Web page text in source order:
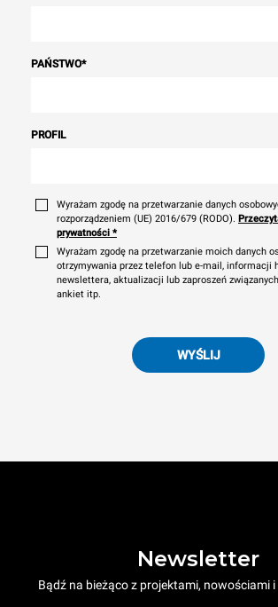
PAŃSTWO*
PROFIL
Wyrażam zgodę na przetwarzanie danych
rozporządzeniem (UE) 2016/679 (RODO).
prywatności *
Wyrażam zgodę na przetwarzanie moich danych
otrzymywania przez telefon lub e-mail, informacji
newslettera, aktualizacji lub zaproszeń
ankiet itp.
WYŚLIJ
Newsletter
Bądź na bieżąco z projektami, nowościami